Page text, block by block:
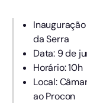
da Serra
Data: 9 de
Horário: 10h
Local:
ao Procon